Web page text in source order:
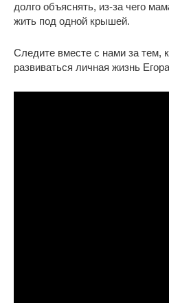
долго объяснять, из-за чего
жить под одной крышей.
Следите вместе с нами за тем,
развиваться личная жизнь